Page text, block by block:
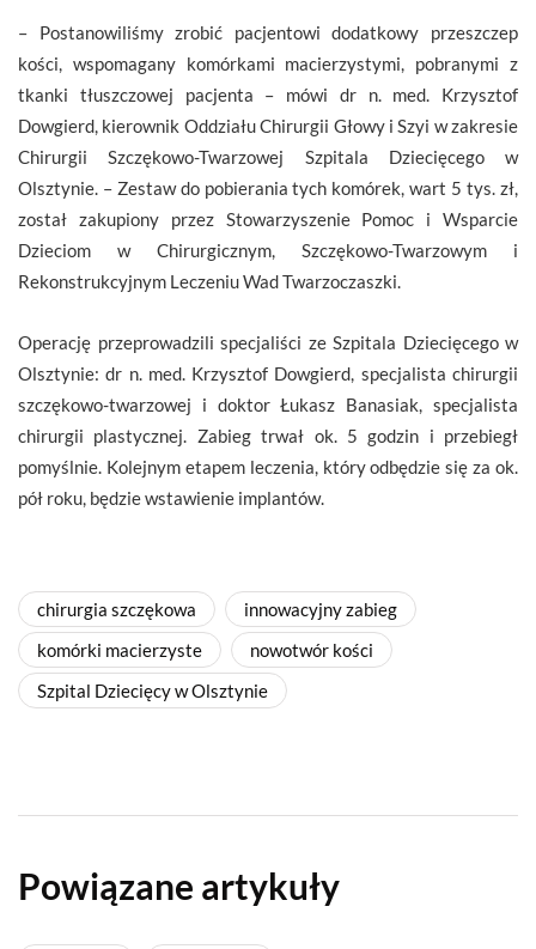
– Postanowiliśmy zrobić pacjentowi dodatkowy przeszczep
kości, wspomagany komórkami macierzystymi, pobranymi z
tkanki tłuszczowej pacjenta – mówi dr n. med. Krzysztof
Dowgierd, kierownik Oddziału Chirurgii Głowy i Szyi w zakresie
Chirurgii Szczękowo-Twarzowej Szpitala Dziecięcego w
Olsztynie. – Zestaw do pobierania tych komórek, wart 5 tys. zł,
został zakupiony przez Stowarzyszenie Pomoc i Wsparcie
Dzieciom w Chirurgicznym, Szczękowo-Twarzowym i
Rekonstrukcyjnym Leczeniu Wad Twarzoczaszki.
Operację przeprowadzili specjaliści ze Szpitala Dziecięcego w
Olsztynie: dr n. med. Krzysztof Dowgierd, specjalista chirurgii
szczękowo-twarzowej i doktor Łukasz Banasiak, specjalista
chirurgii plastycznej. Zabieg trwał ok. 5 godzin i przebiegł
pomyślnie. Kolejnym etapem leczenia, który odbędzie się za ok.
pół roku, będzie wstawienie implantów.
chirurgia szczękowa
innowacyjny zabieg
komórki macierzyste
nowotwór kości
Szpital Dziecięcy w Olsztynie
Powiązane artykuły